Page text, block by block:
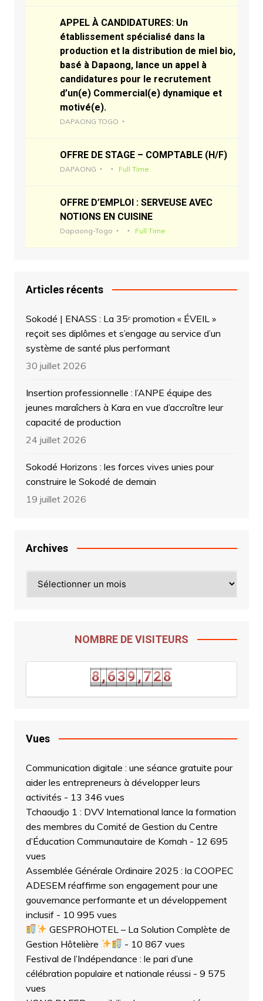
APPEL À CANDIDATURES: Un
établissement spécialisé dans la
production et la distribution de miel bio,
basé à Dapaong, lance un appel à
candidatures pour le recrutement
d’un(e) Commercial(e) dynamique et
motivé(e).
DAPAONG TOGO
OFFRE DE STAGE – COMPTABLE (H/F)
DAPAONG Full Time
OFFRE D’EMPLOI : SERVEUSE AVEC
NOTIONS EN CUISINE
Dapaong-Togo Full Time
Articles récents
Sokodé | ENASS : La 35ᵉ promotion « ÉVEIL »
reçoit ses diplômes et s’engage au service d’un
système de santé plus performant
30 juillet 2026
Insertion professionnelle : l’ANPE équipe des
jeunes maraîchers à Kara en vue d’accroître leur
capacité de production
24 juillet 2026
Sokodé Horizons : les forces vives unies pour
construire le Sokodé de demain
19 juillet 2026
Archives
NOMBRE DE VISITEURS
8
8
,
,
6
6
3
3
9
9
,
,
7
7
2
2
8
8
Vues
Communication digitale : une séance gratuite pour
aider les entrepreneurs à développer leurs
activités - 13 346 vues
Tchaoudjo 1 : DVV International lance la formation
des membres du Comité de Gestion du Centre
d’Éducation Communautaire de Komah - 12 695
vues
Assemblée Générale Ordinaire 2025 : la COOPEC
ADESEM réaffirme son engagement pour une
gouvernance performante et un développement
inclusif- 10 995 vues
GESPROHOTEL – La Solution Complète de
Gestion Hôtelière
- 10 867 vues
Festival de l’Indépendance : le pari d’une
célébration populaire et nationale réussi - 9 575
vues